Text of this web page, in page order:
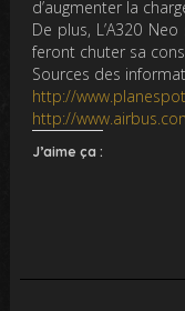
d’augmenter la
De plus, L’A320
feront chuter sa
Sources des
http://
http://
J’aime ça :